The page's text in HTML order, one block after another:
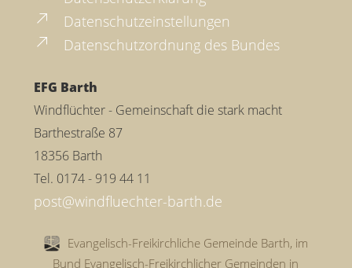
Datenschutzeinstellungen
Datenschutzordnung des Bundes
EFG Barth
Windflüchter - Gemeinschaft die stark macht
Barthestraße 87
18356 Barth
Tel. 0174 - 919 44 11
Evangelisch-Freikirchliche Gemeinde Barth, im
Bund Evangelisch-Freikirchlicher Gemeinden in